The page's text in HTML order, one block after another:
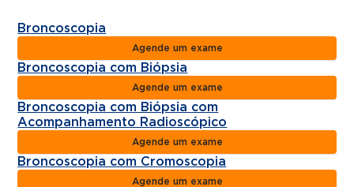
Broncoscopia
Agende um exame
Broncoscopia com Biópsia
Agende um exame
Broncoscopia com Biópsia com
Acompanhamento Radioscópico
Agende um exame
Broncoscopia com Cromoscopia
Agende um exame